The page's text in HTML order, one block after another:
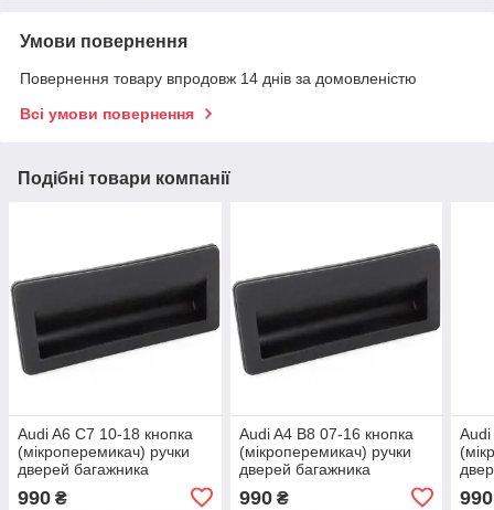
Умови повернення
Повернення товару впродовж 14 днів за домовленістю
Всі умови повернення
Подібні товари компанії
Audi A6 C7 10-18 кнопка
(мікроперемикач) ручки
дверей багажника
990 ₴
Audi A4 B8 07-16 кнопка
(мікроперемикач) ручки
дверей багажника
990₴
Audi
990